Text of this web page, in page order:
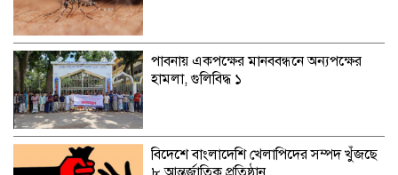
পাবনায় একপক্ষের মানববন্ধনে অন্যপক্ষের
হামলা, গুলিবিদ্ধ ১
বিদেশে বাংলাদেশি খেলাপিদের সম্পদ খুঁজছে